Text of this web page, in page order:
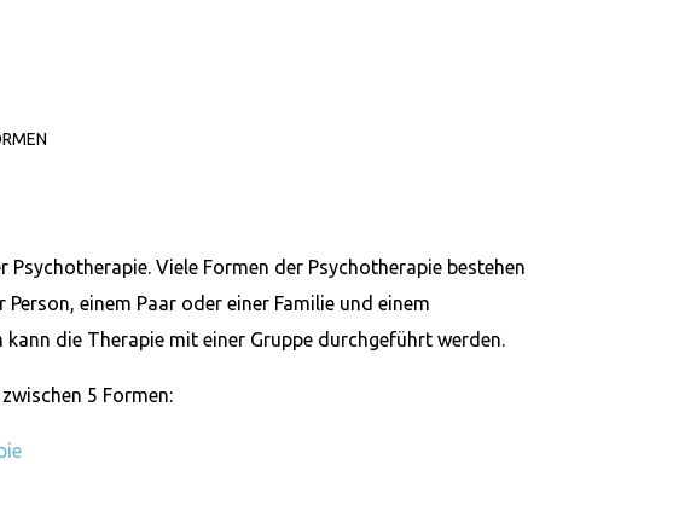
Psychotherapie. Viele Formen der Psychotherapie bestehen
Person, einem Paar oder einer Familie und einem
kann die Therapie mit einer Gruppe durchgeführt werden.
5 Formen: